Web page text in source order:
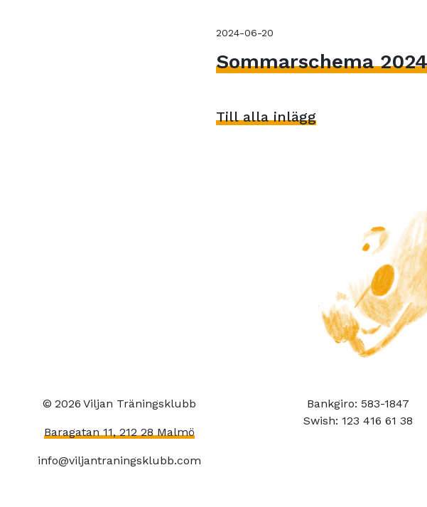
2024-06-20
Sommarschema 2024
Till alla inlägg
© 2026 Viljan Träningsklubb
Baragatan 11, 212 28 Malmö
info@viljantraningsklubb.com
Bankgiro: 583-1847
Swish: 123 416 61 38